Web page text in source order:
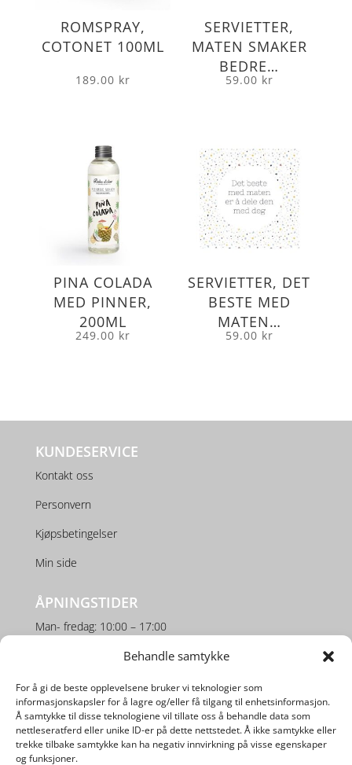
Behandle samtykke
For å gi de beste opplevelsene bruker vi teknologier som
informasjonskapsler for å lagre og/eller få tilgang til enhetsinformasjon.
Å samtykke til disse teknologiene vil tillate oss å behandle data som
nettleseratferd eller unike ID-er på dette nettstedet. Å ikke samtykke eller
trekke tilbake samtykke kan ha negativ innvirkning på visse egenskaper
og funksjoner.
ROMSPRAY,
COTONET 100ML
189.00 kr
SERVIETTER,
MATEN SMAKER
BEDRE…
59.00 kr
PINA COLADA
MED PINNER,
200ML
249.00 kr
SERVIETTER, DET
BESTE MED
MATEN…
59.00 kr
KUNDESERVICE
Kontakt oss
Personvern
Kjøpsbetingelser
Min side
ÅPNINGSTIDER
Man- fredag: 10:00 – 17:00
Lørdag: 10:00 – 16:00
SOSIALE MEDIER